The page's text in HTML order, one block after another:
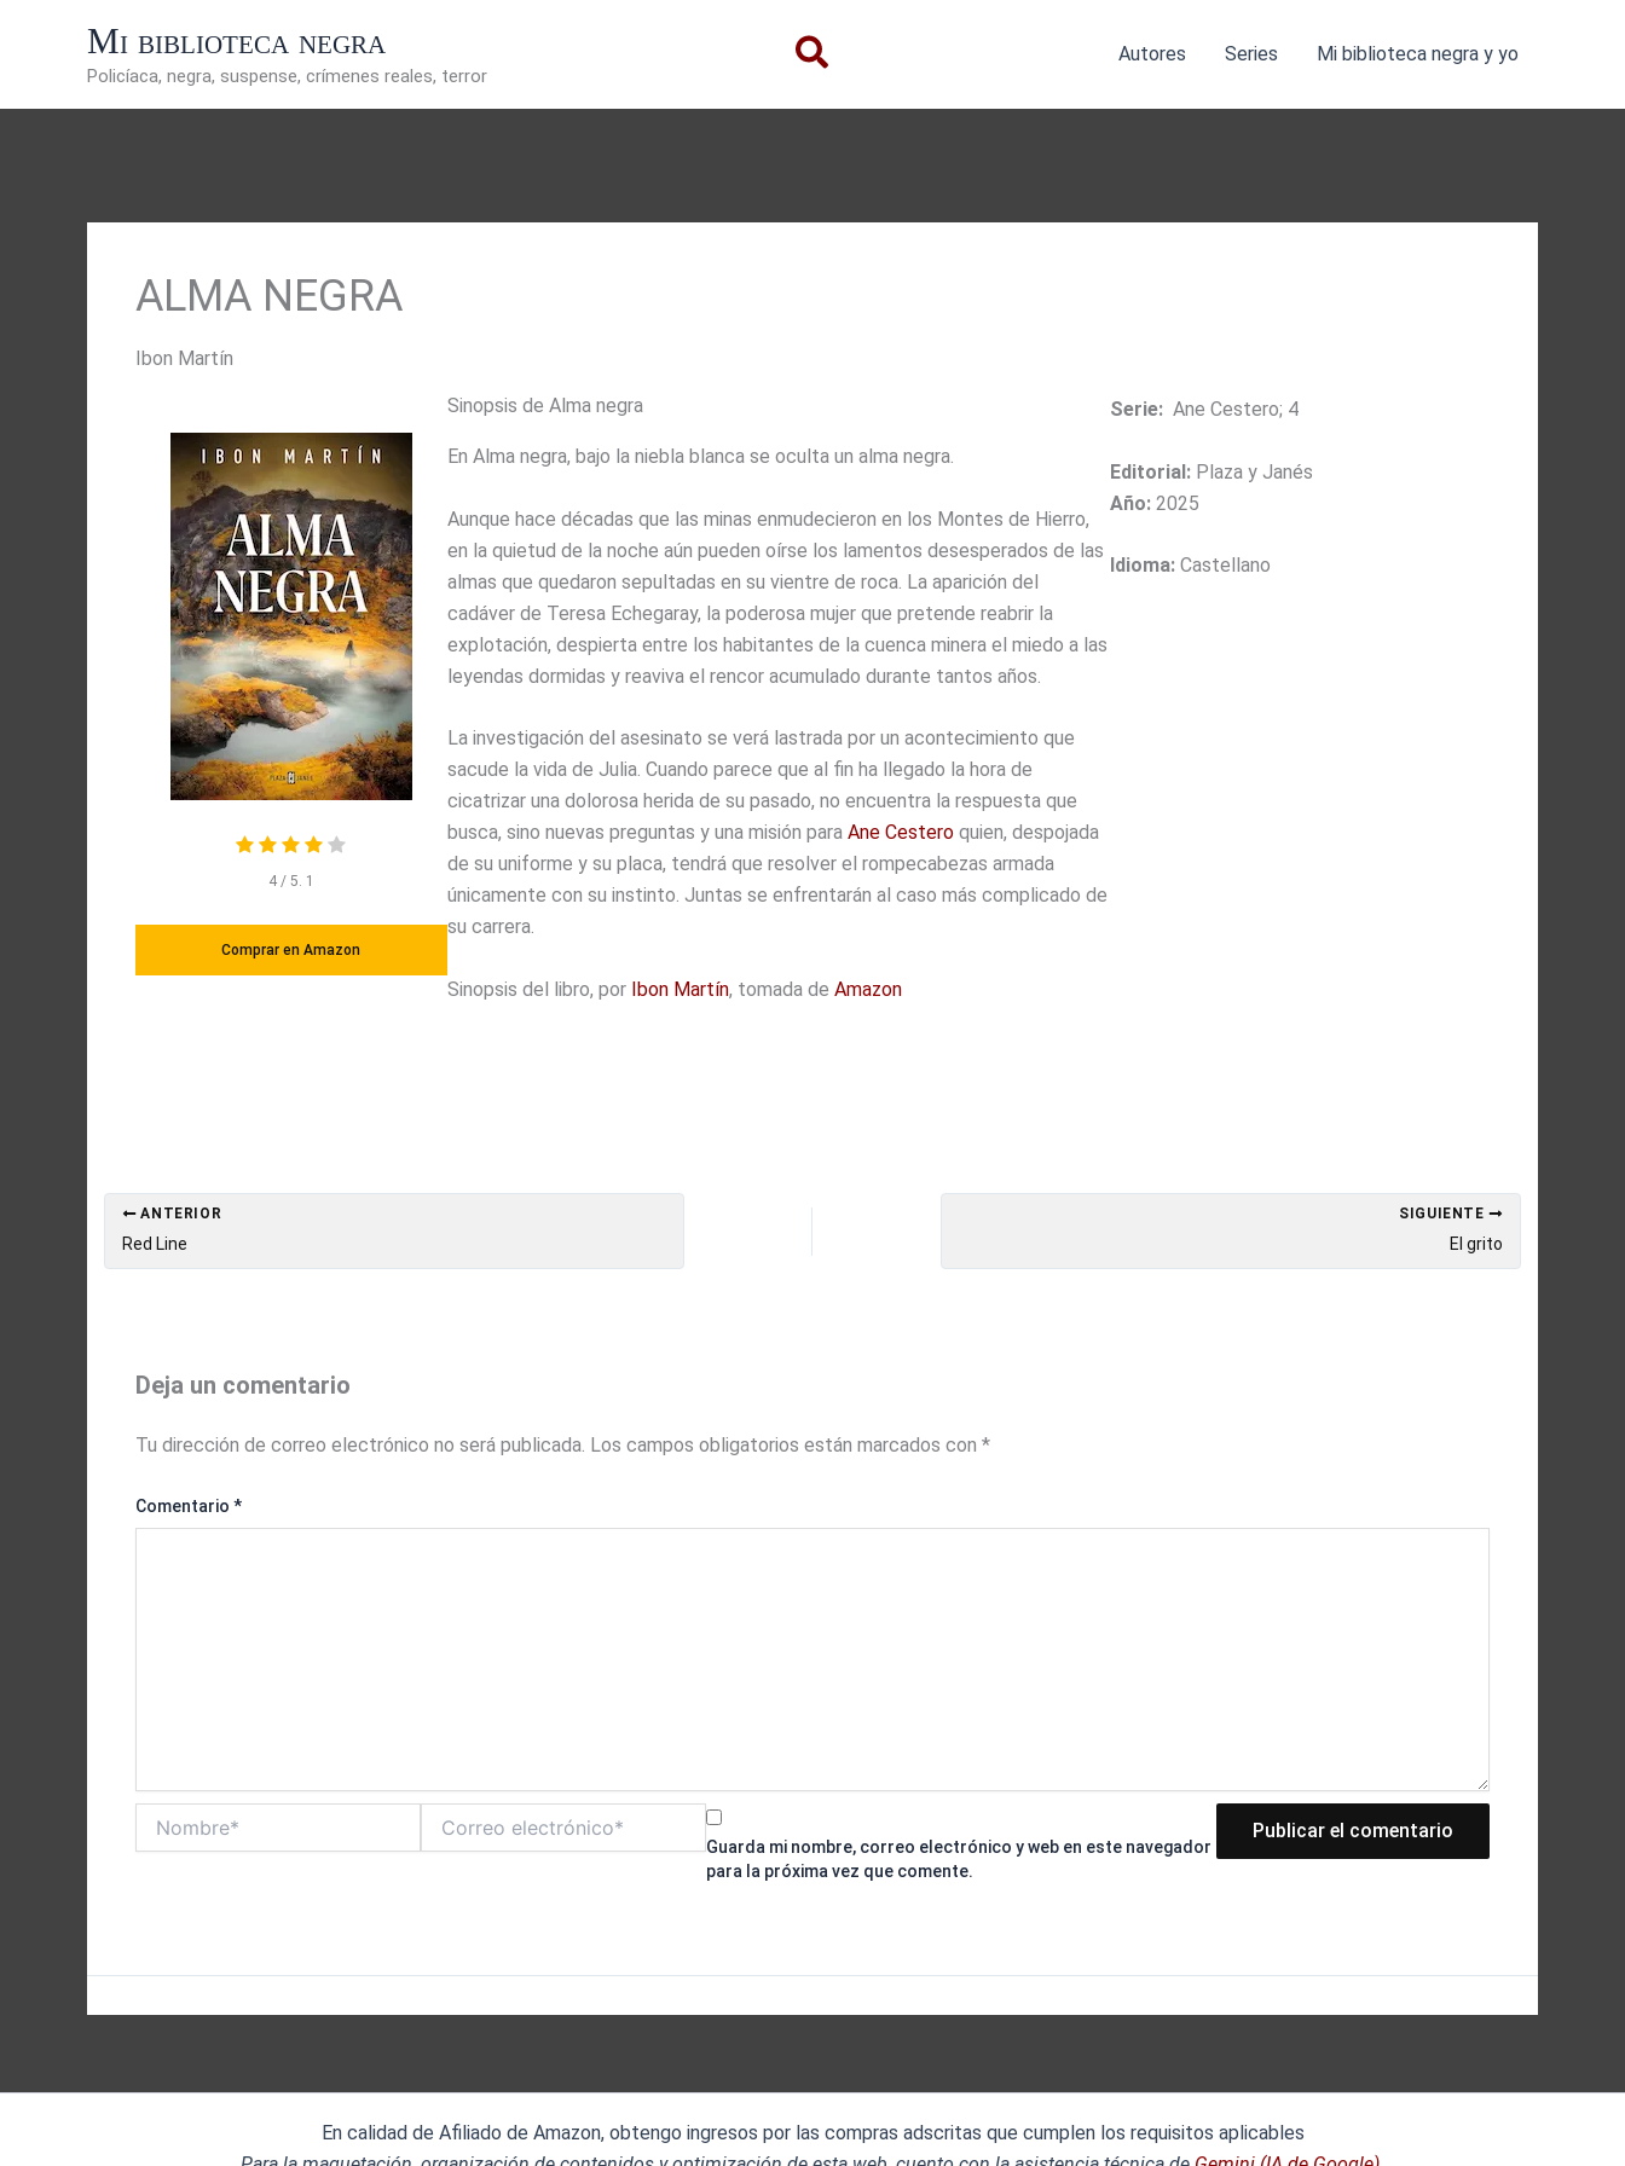
Mi biblioteca negra
Policíaca, negra, suspense, crímenes reales, terror
Autores Series Mi biblioteca negra y yo
ALMA NEGRA
Ibon Martín
4/ 5. 1
Comprar en Amazon
Sinopsis de Alma negra
En Alma negra, bajo la niebla blanca se oculta un alma negra.
Aunque hace décadas que las minas enmudecieron en los Montes de Hierro,
en la quietud de la noche aún pueden oírse los lamentos desesperados de las
almas que quedaron sepultadas en su vientre de roca. La aparición del
cadáver de Teresa Echegaray, la poderosa mujer que pretende reabrir la
explotación, despierta entre los habitantes de la cuenca minera el miedo a las
leyendas dormidas y reaviva el rencor acumulado durante tantos años.
La investigación del asesinato se verá lastrada por un acontecimiento que
sacude la vida de Julia. Cuando parece que al fin ha llegado la hora de
cicatrizar una dolorosa herida de su pasado, no encuentra la respuesta que
busca, sino nuevas preguntas y una misión para Ane Cesteroquien, despojada
de su uniforme y su placa, tendrá que resolver el rompecabezas armada
únicamente con su instinto. Juntas se enfrentarán al caso más complicado de
su carrera.
Sinopsis del libro, por Ibon Martín, tomada de Amazon
Serie: Ane Cestero; 4
Editorial: Plaza y Janés
Año: 2025
Idioma: Castellano
ANTERIOR
Red Line
SIGUIENTE
El grito
Deja un comentario
Tu dirección de correo electrónico no será publicada. Los campos obligatorios están marcados con *
Comentario *
electrónico*
Guarda mi nombre, correo electrónico y web en este navegador
para la próxima vez que comente.
En calidad de Afiliado de Amazon, obtengo ingresos por las compras adscritas que cumplen los requisitos aplicables